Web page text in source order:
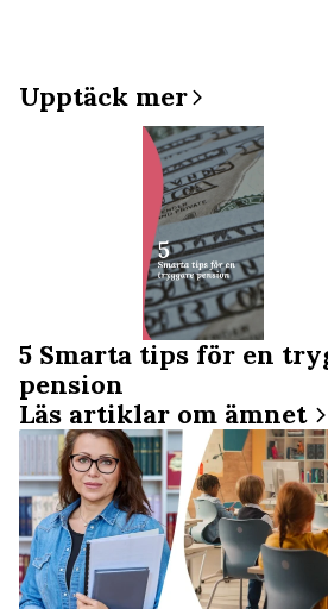
Upptäck mer
5 Smarta tips för en
pension
Läs artiklar om ämnet